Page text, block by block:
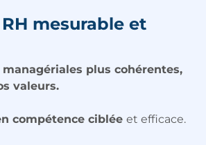
mesurable et
plus cohérentes,
valeurs.
compétence ciblée et efficace.